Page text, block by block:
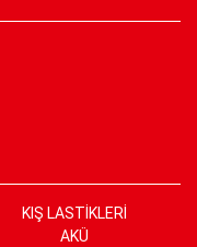
KIŞ LASTİKLERİ
AKÜ